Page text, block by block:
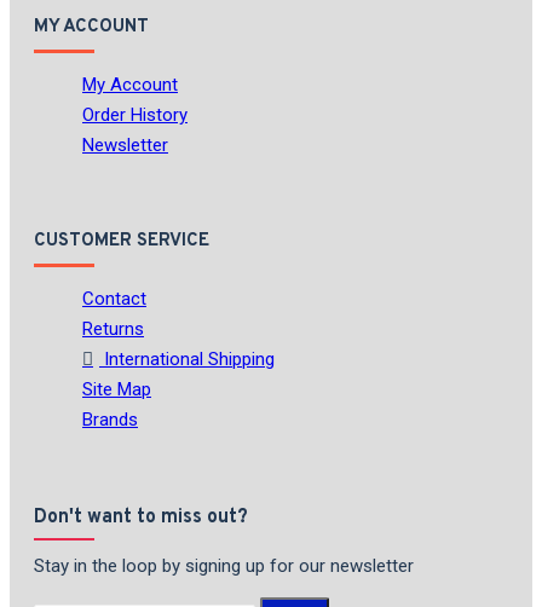
MY ACCOUNT
My Account
Order History
Newsletter
CUSTOMER SERVICE
Contact
Returns
International Shipping
Site Map
Brands
Don't want to miss out?
Stay in the loop by signing up for our newsletter